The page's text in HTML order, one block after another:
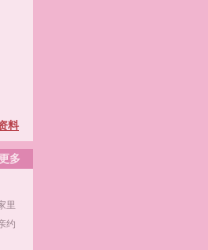
料
多
里
约